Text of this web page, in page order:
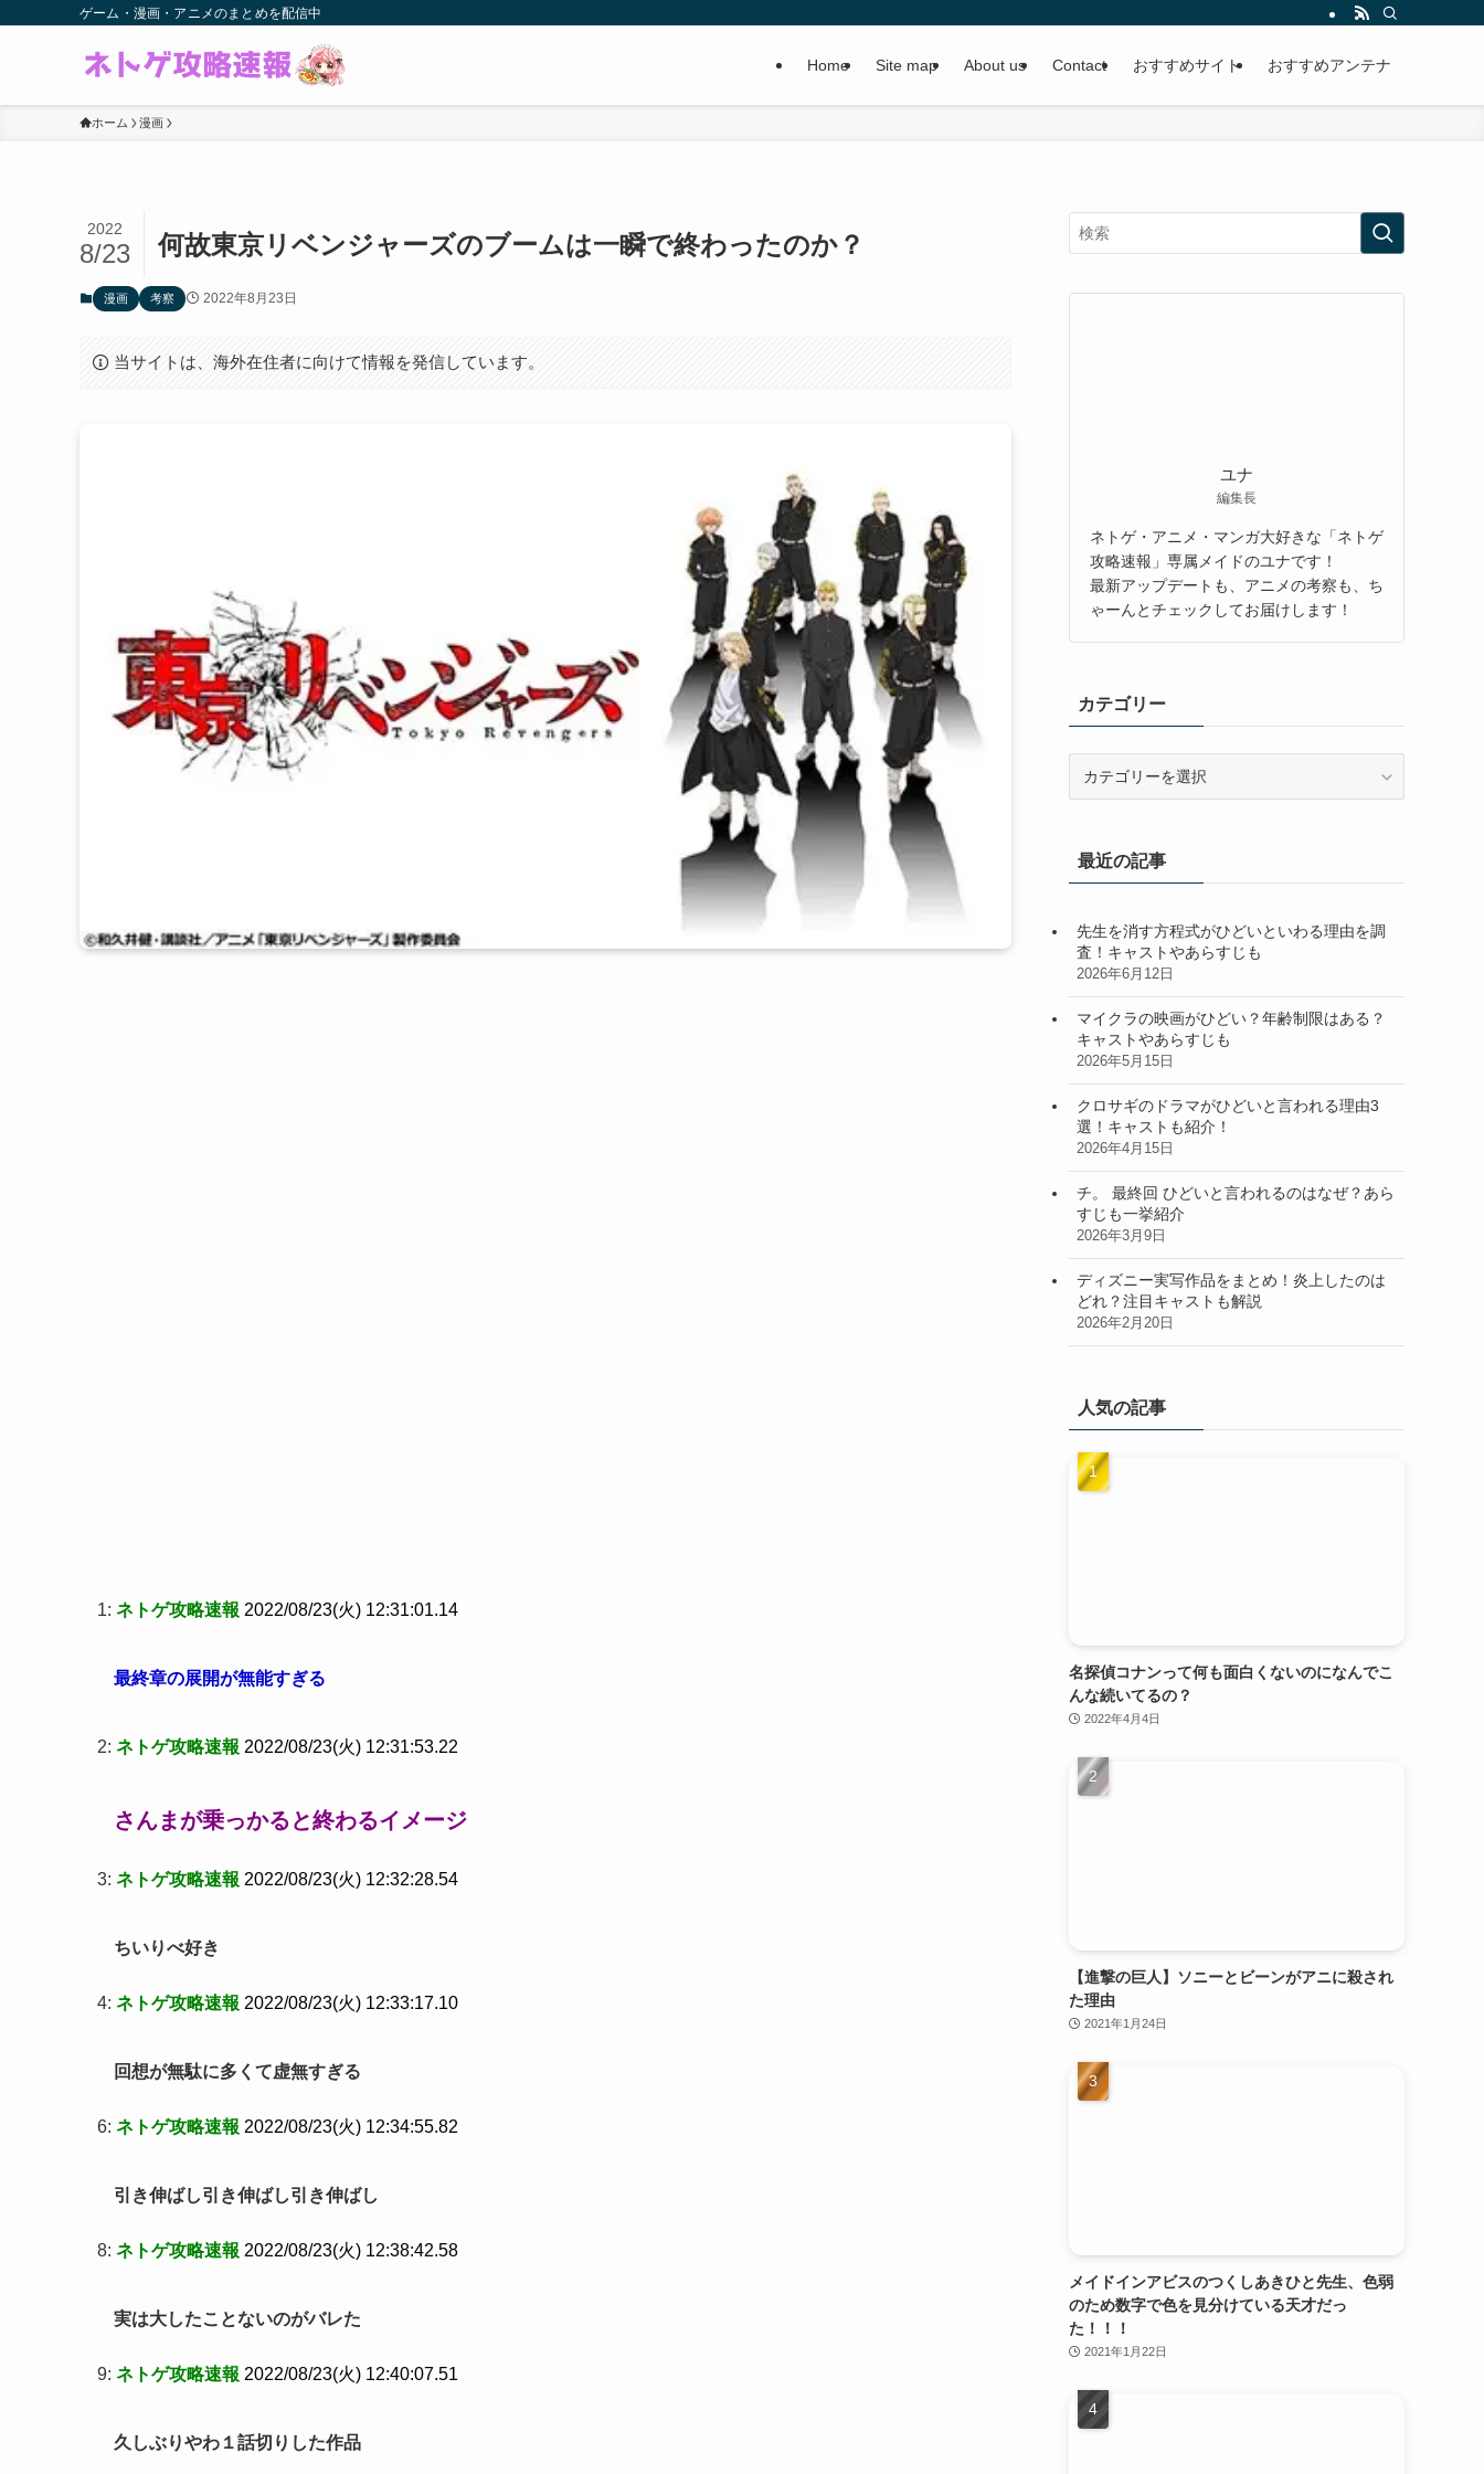
ゲーム・漫画・アニメのまとめを配信中
Home Site map About us Contact おすすめサイト おすすめアンテナ
ホーム 漫画
何故東京リベンジャーズのブームは一瞬で終わったのか？
2022
8/23
漫画 考察 2022年8月23日
当サイトは、海外在住者に向けて情報を発信しています。
1: ネトゲ攻略速報 2022/08/23(火) 12:31:01.14
最終章の展開が無能すぎる
2: ネトゲ攻略速報 2022/08/23(火) 12:31:53.22
さんまが乗っかると終わるイメージ
3: ネトゲ攻略速報 2022/08/23(火) 12:32:28.54
ちいりべ好き
4: ネトゲ攻略速報 2022/08/23(火) 12:33:17.10
回想が無駄に多くて虚無すぎる
6: ネトゲ攻略速報 2022/08/23(火) 12:34:55.82
引き伸ばし引き伸ばし引き伸ばし
8: ネトゲ攻略速報 2022/08/23(火) 12:38:42.58
実は大したことないのがバレた
9: ネトゲ攻略速報 2022/08/23(火) 12:40:07.51
久しぶりやわ１話切りした作品
ユナ
編集長
ネトゲ・アニメ・マンガ大好きな「ネトゲ
攻略速報」専属メイドのユナです！
最新アップデートも、アニメの考察も、ち
ゃーんとチェックしてお届けします！
カテゴリー
ー最近の記事
先生を消す方程式がひどいといわる理由を調
査！キャストやあらすじも
2026年6月12日
マイクラの映画がひどい？年齢制限はある？
キャストやあらすじも
2026年5月15日
クロサギのドラマがひどいと言われる理由3
選！キャストも紹介！
2026年4月15日
チ。 最終回 ひどいと言われるのはなぜ？あら
すじも一挙紹介
2026年3月9日
ディズニー実写作品をまとめ！炎上したのは
どれ？注目キャストも解説
2026年2月20日
人気の記事
名探偵コナンって何も面白くないのになんでこ
んな続いてるの？
2022年4月4日
【進撃の巨人】ソニーとビーンがアニに殺され
た理由
2021年1月24日
メイドインアビスのつくしあきひと先生、色弱
のため数字で色を見分けている天才だっ
た！！！
2021年1月22日